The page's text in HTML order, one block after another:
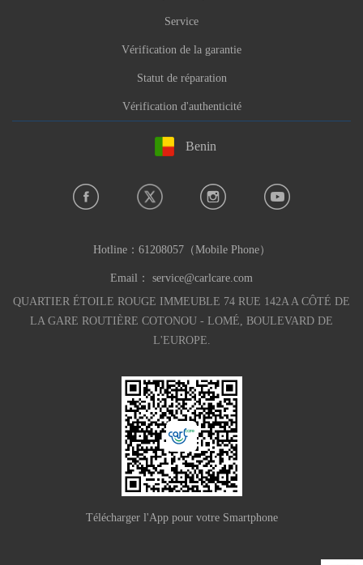
Service
Vérification de la garantie
Statut de réparation
Vérification d'authenticité
Benin
Hotline： 61208057（Mobile Phone）
Email： service@carlcare.com
QUARTIER ÉTOILE ROUGE IMMEUBLE 74 RUE 142A A CÔTÉ DE
LA GARE ROUTIÈRE COTONOU - LOMÉ, BOULEVARD DE
L'EUROPE.
Télécharger l'App pour votre Smartphone